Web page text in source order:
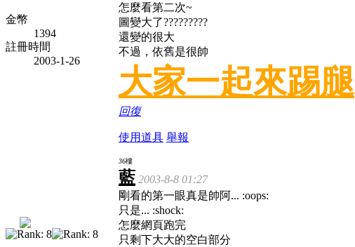
金幣
1394
註冊時間
2003-1-26
怎麼看第二次~
圖變大了?????????
還變的很大
不過，依舊是很帥
大家一起來踢腿
回復
使用道具 舉報
36樓
藍 2003-8-8 01:27
剛看的第一眼真是帥阿... :oops:
只是... :shock:
怎麼網頁跑完
只剩下大大的空白部分